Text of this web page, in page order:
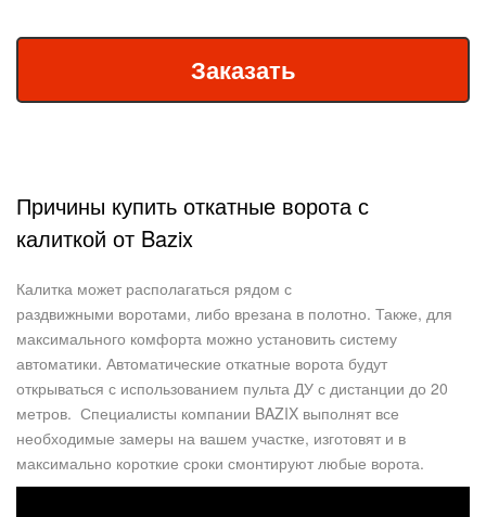
Причины купить откатные ворота с
калиткой от Bazix
Калитка может располагаться рядом с
раздвижными воротами, либо врезана в полотно. Также, для
максимального комфорта можно установить систему
автоматики. Автоматические откатные ворота будут
открываться с использованием пульта ДУ с дистанции до 20
метров. Специалисты компании BAZIX выполнят все
необходимые замеры на вашем участке, изготовят и в
максимально короткие сроки смонтируют любые ворота.